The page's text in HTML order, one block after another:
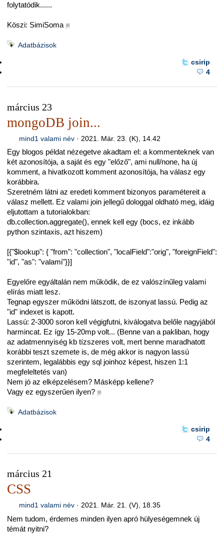
folytatódik......
Köszi: SimiSoma ■
Adatbázisok
csirip
4
március 23
mongoDB join...
mind1 valami név· 2021. Már. 23. (K), 14.42
Egy blogos példat nézegetve akadtam el: a kommenteknek van
két azonosítója, a saját és egy "előző", ami null/none, ha új
komment, a hivatkozott komment azonosítója, ha válasz egy
korábbira.
Szeretném látni az eredeti komment bizonyos paramétereit a
válasz mellett. Ez valami join jellegű dologgal oldható meg, idáig
eljutottam a tutorialokban:
db.collection.aggregate(), ennek kell egy (bocs, ez inkább
python szintaxis, azt hiszem)
[{"$lookup": { "from": "collection", "localField":"orig", "foreignField":
"id", "as": "valami"}}]
Egyelőre egyáltalán nem működik, de ez valószínűleg valami
elírás miatt lesz.
Tegnap egyszer működni látszott, de iszonyat lassú. Pedig az
"id" indexet is kapott.
Lassú: 2-3000 soron kell végigfutni, kiválogatva belőle nagyjából
harmincat. Ez így 15-20mp volt... (Benne van a pakliban, hogy
az adatmennyiség kb tízszeres volt, mert benne maradhatott
korábbi teszt szemete is, de még akkor is nagyon lassú
szerintem, legalábbis egy sql joinhoz képest, hiszen 1:1
megfeleltetés van)
Nem jó az elképzelésem? Másképp kellene?
Vagy ez egyszerűen ilyen? ■
Adatbázisok
csirip
4
március 21
CSS
mind1 valami név· 2021. Már. 21. (V), 18.35
Nem tudom, érdemes minden ilyen apró hülyeségemnek új
témát nyitni?